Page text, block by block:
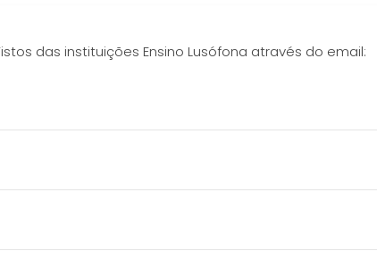
das instituições Ensino Lusófona através do email: